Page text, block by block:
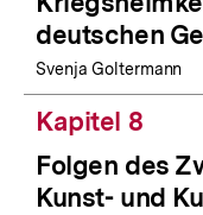
deutschen
Svenja Goltermann
Kapitel 8
Folgen des
Kunst- und